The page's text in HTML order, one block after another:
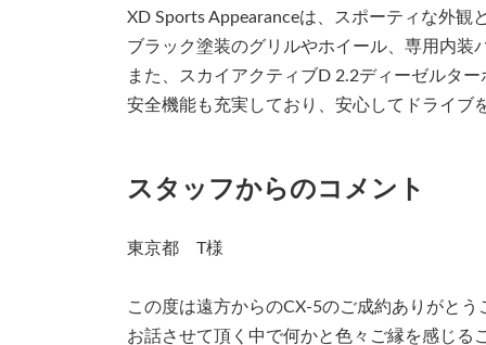
XD Sports Appearanceは、スポーティな外
ブラック塗装のグリルやホイール、専用内装
また、スカイアクティブD 2.2ディーゼルタ
安全機能も充実しており、安心してドライブ
スタッフからのコメント
東京都 T様
この度は遠方からのCX-5のご成約ありがとう
お話させて頂く中で何かと色々ご縁を感じる